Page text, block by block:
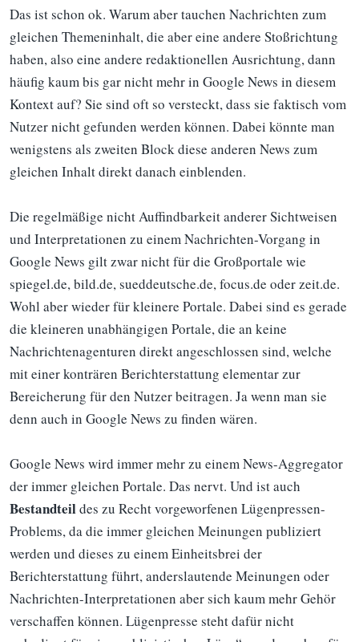
Das ist schon ok. Warum aber tauchen Nachrichten zum
gleichen Themeninhalt, die aber eine andere Stoßrichtung
haben, also eine andere redaktionellen Ausrichtung, dann
häufig kaum bis gar nicht mehr in Google News in diesem
Kontext auf? Sie sind oft so versteckt, dass sie faktisch vom
Nutzer nicht gefunden werden können. Dabei könnte man
wenigstens als zweiten Block diese anderen News zum
gleichen Inhalt direkt danach einblenden.
Die regelmäßige nicht Auffindbarkeit anderer Sichtweisen
und Interpretationen zu einem Nachrichten-Vorgang in
Google News gilt zwar nicht für die Großportale wie
spiegel.de, bild.de, sueddeutsche.de, focus.de oder zeit.de.
Wohl aber wieder für kleinere Portale. Dabei sind es gerade
die kleineren unabhängigen Portale, die an keine
Nachrichtenagenturen direkt angeschlossen sind, welche
mit einer konträren Berichterstattung elementar zur
Bereicherung für den Nutzer beitragen. Ja wenn man sie
denn auch in Google News zu finden wären.
Google News wird immer mehr zu einem News-Aggregator
der immer gleichen Portale. Das nervt. Und ist auch
Bestandteildes zu Recht vorgeworfenen Lügenpressen-
Problems, da die immer gleichen Meinungen publiziert
werden und dieses zu einem Einheitsbrei der
Berichterstattung führt, anderslautende Meinungen oder
Nachrichten-Interpretationen aber sich kaum mehr Gehör
verschaffen können. Lügenpresse steht dafür nicht